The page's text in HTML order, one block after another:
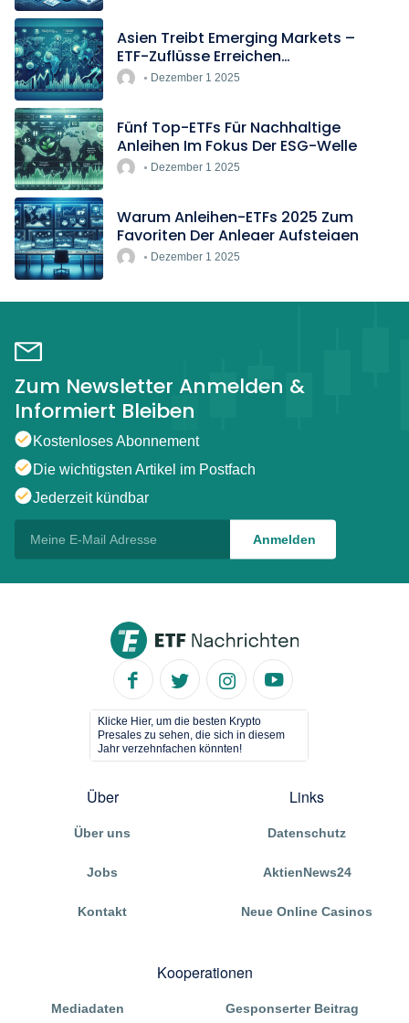
Asien Treibt Emerging Markets –
ETF-Zuflüsse Erreichen
Rekordtempo
Dezember 1 2025
Fünf Top-ETFs Für Nachhaltige
Anleihen Im Fokus Der ESG-Welle
Dezember 1 2025
Warum Anleihen-ETFs 2025 Zum
Favoriten Der Anleger Aufsteigen
Dezember 1 2025
Zum Newsletter Anmelden &
Informiert Bleiben
Kostenloses Abonnement
Die wichtigsten Artikel im Postfach
Jederzeit kündbar
Klicke Hier, um die besten Krypto
Presales zu sehen, die sich in diesem
Jahr verzehnfachen könnten!
Über
Über uns
Jobs
Kontakt
Links
Datenschutz
AktienNews24
Neue Online Casinos
Kooperationen
Mediadaten Gesponserter Beitrag